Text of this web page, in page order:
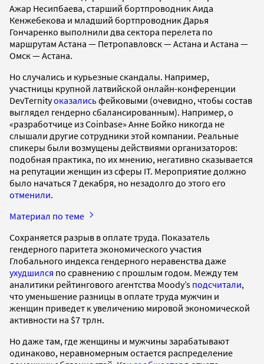
Ажар Несипбаева, старший бортпроводник Аида
Кенжебекова и младший бортпроводник Дарья
Гончаренко выполнили два сектора перелета по
маршрутам Астана — Петропавловск — Астана и Астана —
Омск — Астана.
Но случались и курьезные скандалы. Например,
участницы крупной латвийской онлайн-конференции
DevTernityоказалисьфейковыми (очевидно, чтобы состав
выглядел гендерно сбалансированным). Например, о
«разработчице из Coinbase» Анне Бойко никогда не
слышали другие сотрудники этой компании. Реальные
спикеры были возмущены действиями организаторов:
подобная практика, по их мнению, негативно сказывается
на репутации женщин из сферы IT. Мероприятие должно
было начаться 7 декабря, но незадолго до этого его
отменили.
Материал по теме
Сохраняется разрыв в оплате труда. Показатель
гендерного паритета экономического участия
Глобального индекса гендерного неравенства даже
ухудшился по сравнению с прошлым годом. Между тем
аналитики рейтингового агентства Moody’s подсчитали,
что уменьшение разницы в оплате труда мужчин и
женщин приведет к увеличению мировой экономической
активности на $7 трлн.
Но даже там, где женщины и мужчины зарабатывают
одинаково, неравномерным остается распределение